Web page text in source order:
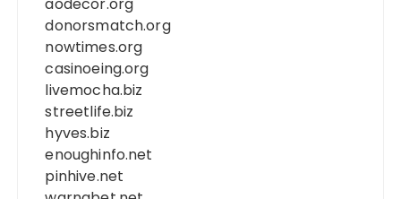
aodecor.org
donorsmatch.org
nowtimes.org
casinoeing.org
livemocha.biz
streetlife.biz
hyves.biz
enoughinfo.net
pinhive.net